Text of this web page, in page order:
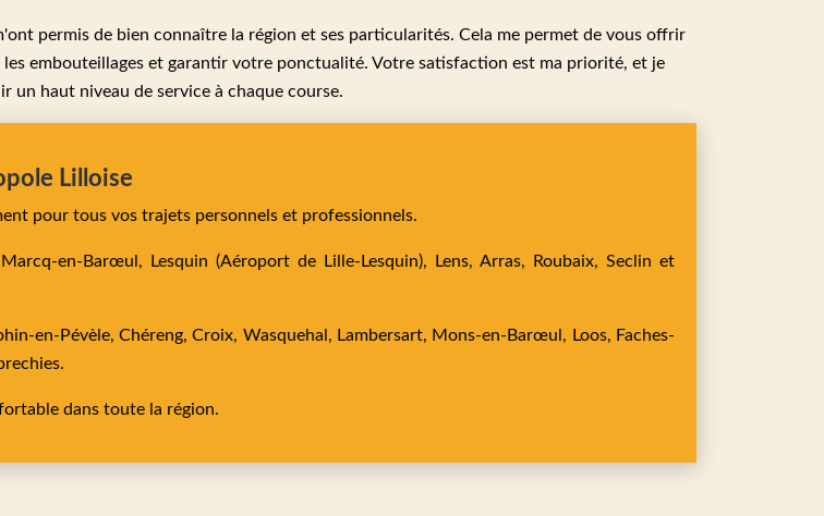
permis de bien connaître la région et ses particularités. Cela me permet de vous offrir
embouteillages et garantir votre ponctualité. Votre satisfaction est ma priorité, et je
un haut niveau de service à chaque course.
Lilloise
pour tous vos trajets personnels et professionnels.
Marcq-en-Barœul, Lesquin (Aéroport de Lille-Lesquin), Lens, Arras, Roubaix, Seclin et
en-Pévèle,Chéreng,Croix, Wasquehal, Lambersart, Mons-en-Barœul, Loos, Faches-
.
dans toute la région.